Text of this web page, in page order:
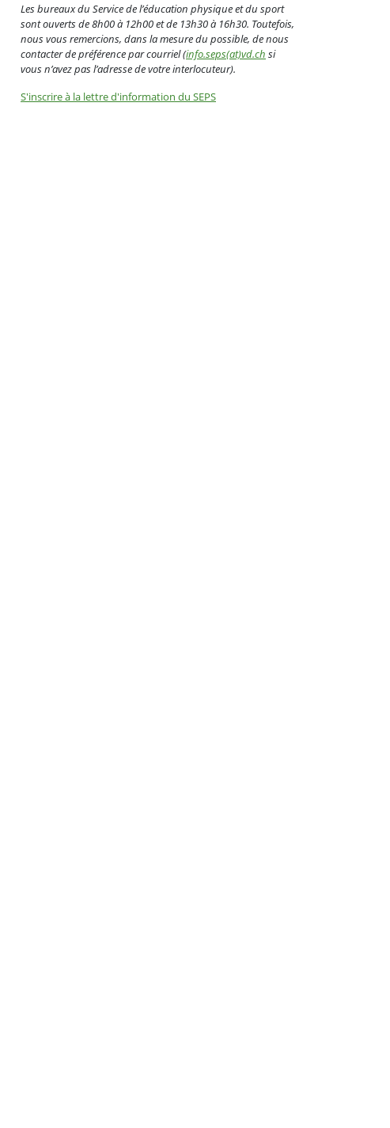
Les bureaux du Service de l’éducation physique et du sport
sont ouverts de 8h00 à 12h00 et de 13h30 à 16h30. Toutefois,
nous vous remercions, dans la mesure du possible, de nous
contacter de préférence par courriel (info.seps(at)vd.ch si
vous n’avez pas l’adresse de votre interlocuteur).
S'inscrire à la lettre d'information du SEPS